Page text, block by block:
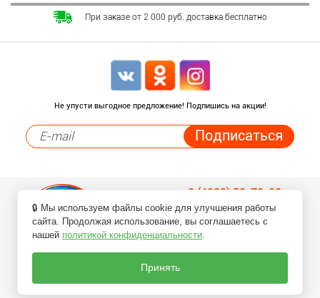
При заказе от 2 000 руб. доставка бесплатно
Не упусти выгодное предложение! Подпишись на акции!
8 (4932) 50-70-90
Заказ товаров по телефонам
🔒 Мы используем файлы cookie для улучшения работы
сайта. Продолжая использование, вы соглашаетесь с
нашей политикой конфиденциальности.
Принять